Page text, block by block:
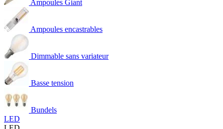
Ampoules Giant
Ampoules encastrables
Dimmable sans variateur
Basse tension
Bundels
LED